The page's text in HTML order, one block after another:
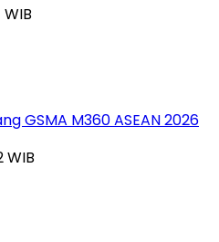
GSMA M360 ASEAN 2026
WIB